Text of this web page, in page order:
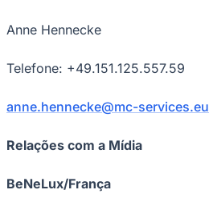
Vasco
Anne Hennecke
Telefone: +49.151.125.557.59
anne.hennecke@mc-services.eu
Relações com a Mídia
BeNeLux/França